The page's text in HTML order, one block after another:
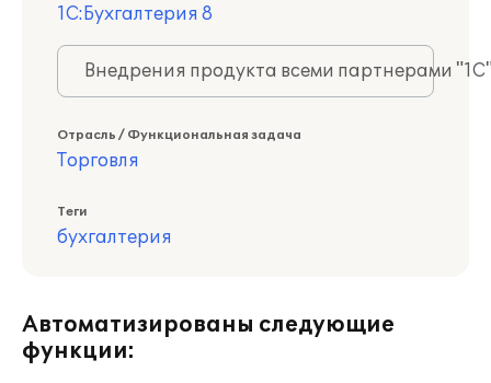
1С:Бухгалтерия 8
Внедрения продукта всеми партнерами
Отрасль / Функциональная задача
Торговля
Теги
бухгалтерия
Автоматизированы следующие
функции: